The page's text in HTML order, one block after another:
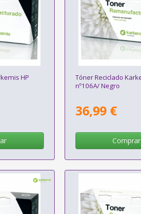
HP
Tóner Reciclado
nº106A/ Negro
36,99 €
Comprar